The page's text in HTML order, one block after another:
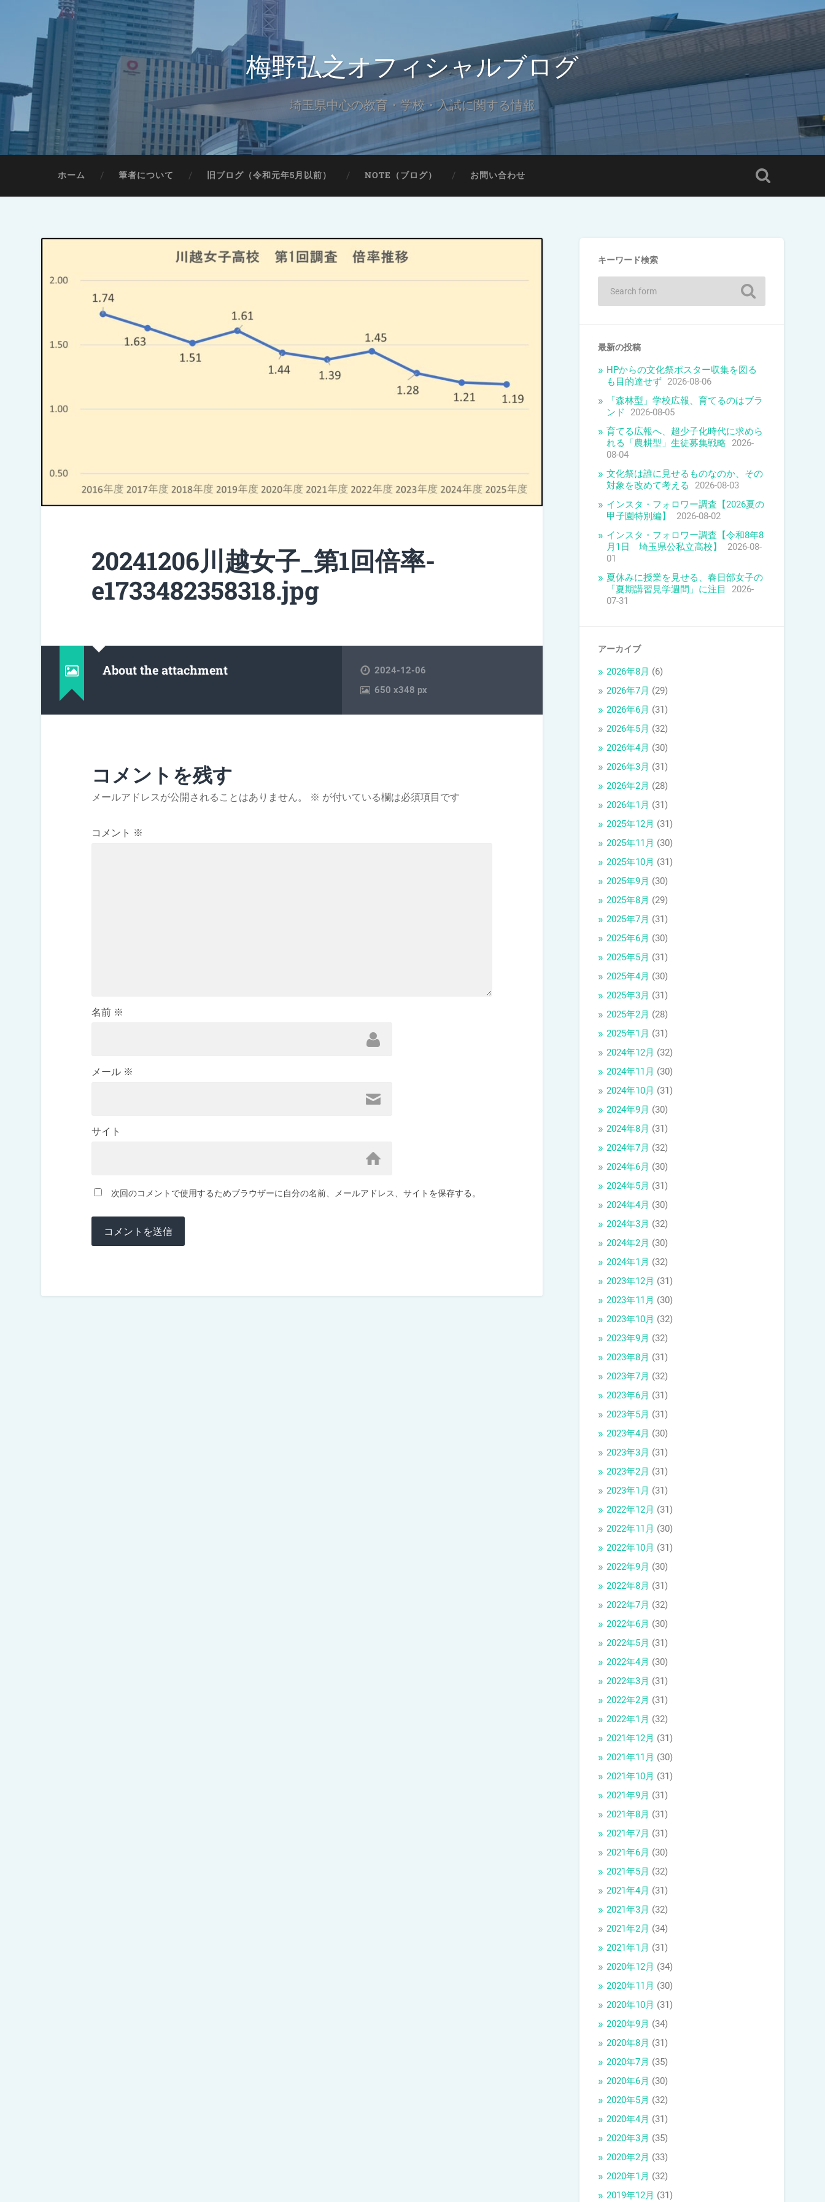
梅野弘之オフィシャルブログ
埼玉県中心の教育・学校・入試に関する情報
ホーム 筆者について 旧ブログ（令和元年5月以前） NOTE（ブログ） お問い合わせ
20241206川越女子_第1回倍率-
e1733482358318.jpg
About the attachment
2024-12-06
650x348 px
コメントを残す
メールアドレスが公開されることはありません。 ※ が付いている欄は必須項目です
コメント ※
名前 ※
メール ※
サイト
次回のコメントで使用するためブラウザーに自分の名前、メールアドレス、サイトを保存する。
キーワード検索
最新の投稿
HPからの文化祭ポスター収集を図る
も目的達せず 2026-08-06
「森林型」学校広報、育てるのはブラ
ンド
2026-08-05
育てる広報へ、超少子化時代に求めら
れる「農耕型」生徒募集戦略 2026-
08-04
文化祭は誰に見せるものなのか、その
対象を改めて考える
2026-08-03
インスタ・フォロワー調査【2026夏の
甲子園特別編】
2026-08-02
インスタ・フォロワー調査【令和8年8
月1日 埼玉県公私立高校】
2026-08-
01
夏休みに授業を見せる、春日部女子の
「夏期講習見学週間」に注目
2026-
07-31
アーカイブ
2026年8月 (6)
2026年7月 (29)
2026年6月 (31)
2026年5月 (32)
2026年4月 (30)
2026年3月 (31)
2026年2月 (28)
2026年1月 (31)
2025年12月 (31)
2025年11月 (30)
2025年10月 (31)
2025年9月 (30)
2025年8月 (29)
2025年7月 (31)
2025年6月 (30)
2025年5月 (31)
2025年4月 (30)
2025年3月 (31)
2025年2月 (28)
2025年1月 (31)
2024年12月 (32)
2024年11月 (30)
2024年10月 (31)
2024年9月 (30)
2024年8月 (31)
2024年7月 (32)
2024年6月 (30)
2024年5月 (31)
2024年4月 (30)
2024年3月 (32)
2024年2月 (30)
2024年1月 (32)
2023年12月 (31)
2023年11月 (30)
2023年10月 (32)
2023年9月 (32)
2023年8月 (31)
2023年7月 (32)
2023年6月 (31)
2023年5月 (31)
2023年4月 (30)
2023年3月 (31)
2023年2月 (31)
2023年1月 (31)
2022年12月 (31)
2022年11月 (30)
2022年10月 (31)
2022年9月 (30)
2022年8月 (31)
2022年7月 (32)
2022年6月 (30)
2022年5月 (31)
2022年4月 (30)
2022年3月 (31)
2022年2月 (31)
2022年1月 (32)
2021年12月 (31)
2021年11月 (30)
2021年10月 (31)
2021年9月 (31)
2021年8月 (31)
2021年7月 (31)
2021年6月 (30)
2021年5月 (32)
2021年4月 (31)
2021年3月 (32)
2021年2月 (34)
2021年1月 (31)
2020年12月 (34)
2020年11月 (30)
2020年10月 (31)
2020年9月 (34)
2020年8月 (31)
2020年7月 (35)
2020年6月 (30)
2020年5月 (32)
2020年4月 (31)
2020年3月 (35)
2020年2月 (33)
2020年1月 (32)
2019年12月 (31)